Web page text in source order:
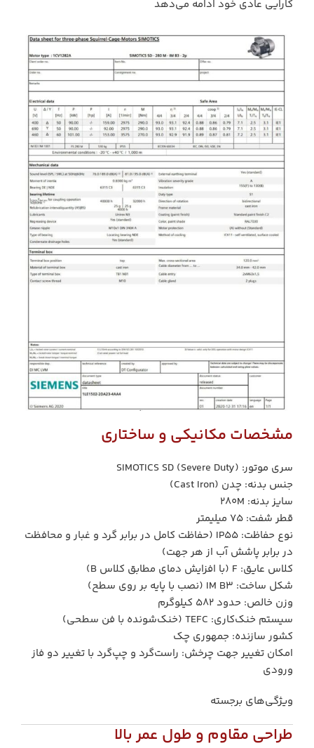
کارایی عادی خود ادامه می‌دهد
مشخصات مکانیکی و ساختاری
سری موتور: SIMOTICS SD (Severe Duty)
جنس بدنه: چدن (Cast Iron)
سایز بدنه: ۲۸۰M
قطر شفت: ۷۵ میلیمتر
نوع حفاظت: IP55 (حفاظت کامل در برابر گرد و غبار و محافظت
در برابر پاشش آب از هر جهت)
کلاس عایق: F (با افزایش دمای مطابق کلاس B)
شکل ساخت: IM B3 (نصب با پایه بر روی سطح)
وزن خالص: حدود ۵۸۲ کیلوگرم
سیستم خنک‌کاری: TEFC (خنک‌شونده با فن سطحی)
کشور سازنده: جمهوری چک
امکان تغییر جهت چرخش: راست‌گرد و چپ‌گرد با تغییر دو فاز
ورودی
ویژگی‌های برجسته
طراحی مقاوم و طول عمر بالا